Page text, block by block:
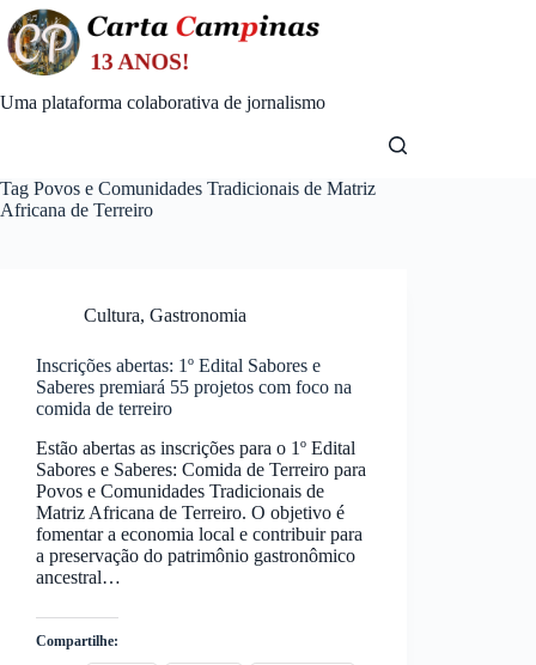
Skip
to
content
Uma plataforma colaborativa de jornalismo
Tag Povos e Comunidades Tradicionais de Matriz
Africana de Terreiro
Cultura, Gastronomia
Inscrições abertas: 1º Edital Sabores e
Saberes premiará 55 projetos com foco na
comida de terreiro
Estão abertas as inscrições para o 1º Edital
Sabores e Saberes: Comida de Terreiro para
Povos e Comunidades Tradicionais de
Matriz Africana de Terreiro. O objetivo é
fomentar a economia local e contribuir para
a preservação do patrimônio gastronômico
ancestral…
Compartilhe: